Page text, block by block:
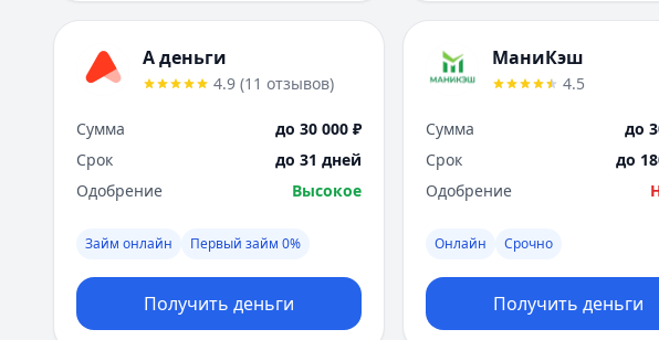
А деньги
4.9 (11 отзывов)
Сумма
до 30 000 ₽
Срок
до 31 дней
Одобрение
Высокое
Займ онлайн Первый займ 0%
Получить деньги
МаниКэш
4.5
Сумма
до
Срок
до
Одобрение
Онлайн Срочно
Получить деньги